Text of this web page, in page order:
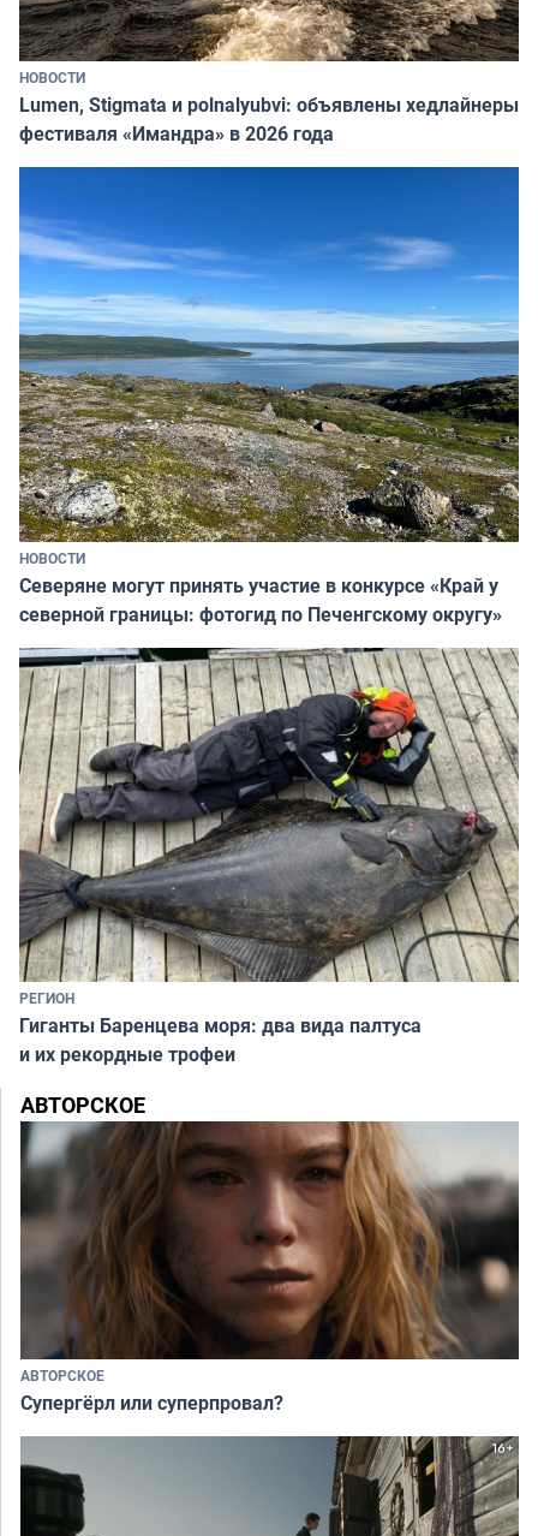
НОВОСТИ
Lumen, Stigmata и polnalyubvi: объявлены хедлайнеры
фестиваля «Имандра» в 2026 года
НОВОСТИ
Северяне могут принять участие в конкурсе «Край у
северной границы: фотогид по Печенгскому округу»
РЕГИОН
Гиганты Баренцева моря: два вида палтуса
и их рекордные трофеи
АВТОРСКОЕ
АВТОРСКОЕ
Супергёрл или суперпровал?